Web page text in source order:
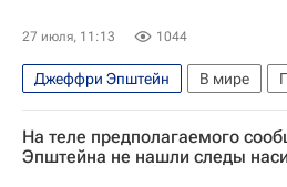
27 июля, 11:13 1044
Джеффри Эпштейн В мире
США
На теле предполагаемого
Эпштейна не нашли следы